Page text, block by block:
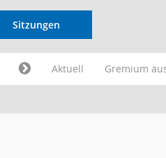
Sitzungen
Aktuell Gremium